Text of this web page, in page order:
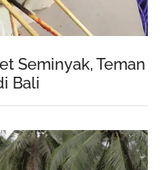
Seminyak, Teman
Bali